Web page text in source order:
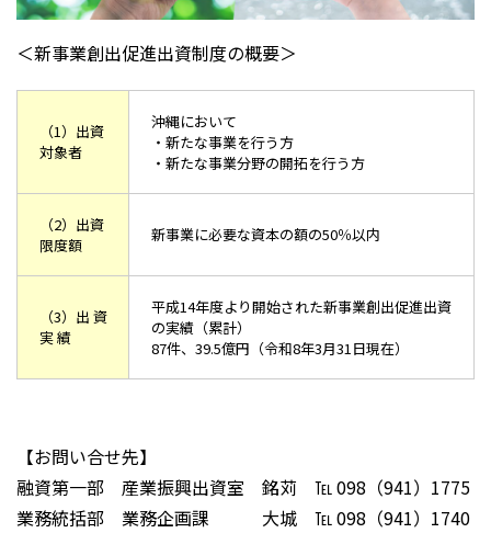
＜新事業創出促進出資制度の概要＞
（1）出資
対象者
沖縄において
・新たな事業を行う方
・新たな事業分野の開拓を行う方
（2）出資
限度額
新事業に必要な資本の額の50％以内
（3）出 資
実 績
平成14年度より開始された新事業創出促進出資
の実績（累計）
87件、39.5億円（令和8年3月31日現在）
【お問い合せ先】
融資第一部 産業振興出資室 銘苅 ℡ 098（941）1775
業務統括部 業務企画課 大城 ℡ 098（941）1740